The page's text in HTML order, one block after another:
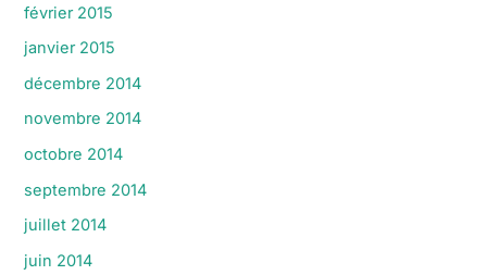
février 2015
janvier 2015
décembre 2014
novembre 2014
octobre 2014
septembre 2014
juillet 2014
juin 2014